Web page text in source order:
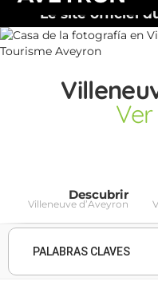
Le site officiel
Descubrir
Villeneuve d’Aveyron
PALABRAS CLAVES